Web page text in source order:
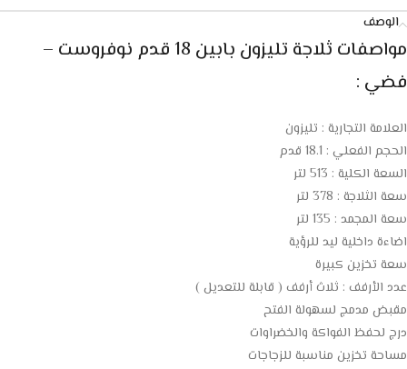
الوصف
مواصفات ثلاجة تليزون بابين 18 قدم نوفروست –
فضي :
العلامة التجارية : تليزون
الحجم الفعلي : 18.1 قدم
السعة الكلية : 513 لتر
سعة الثلاجة : 378 لتر
سعة المجمد : 135 لتر
اضاءة داخلية ليد للرؤية
سعة تخزين كبيرة
عدد الأرفف : ثلاث أرفف ( قابلة للتعديل )
مقبض مدمج لسهولة الفتح
درج لحفظ الفواكة والخضراوات
مساحة تخزين مناسبة للزجاجات